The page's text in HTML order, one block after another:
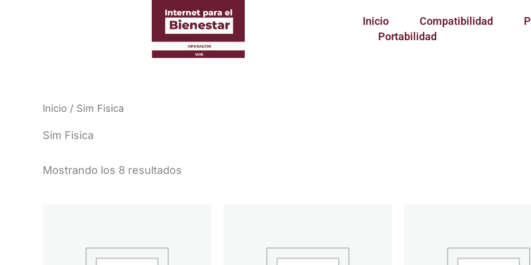
Inicio Compatibilidad
Portabilidad
Inicio / Sim Fisica
Sim Fisica
Mostrando los 8 resultados